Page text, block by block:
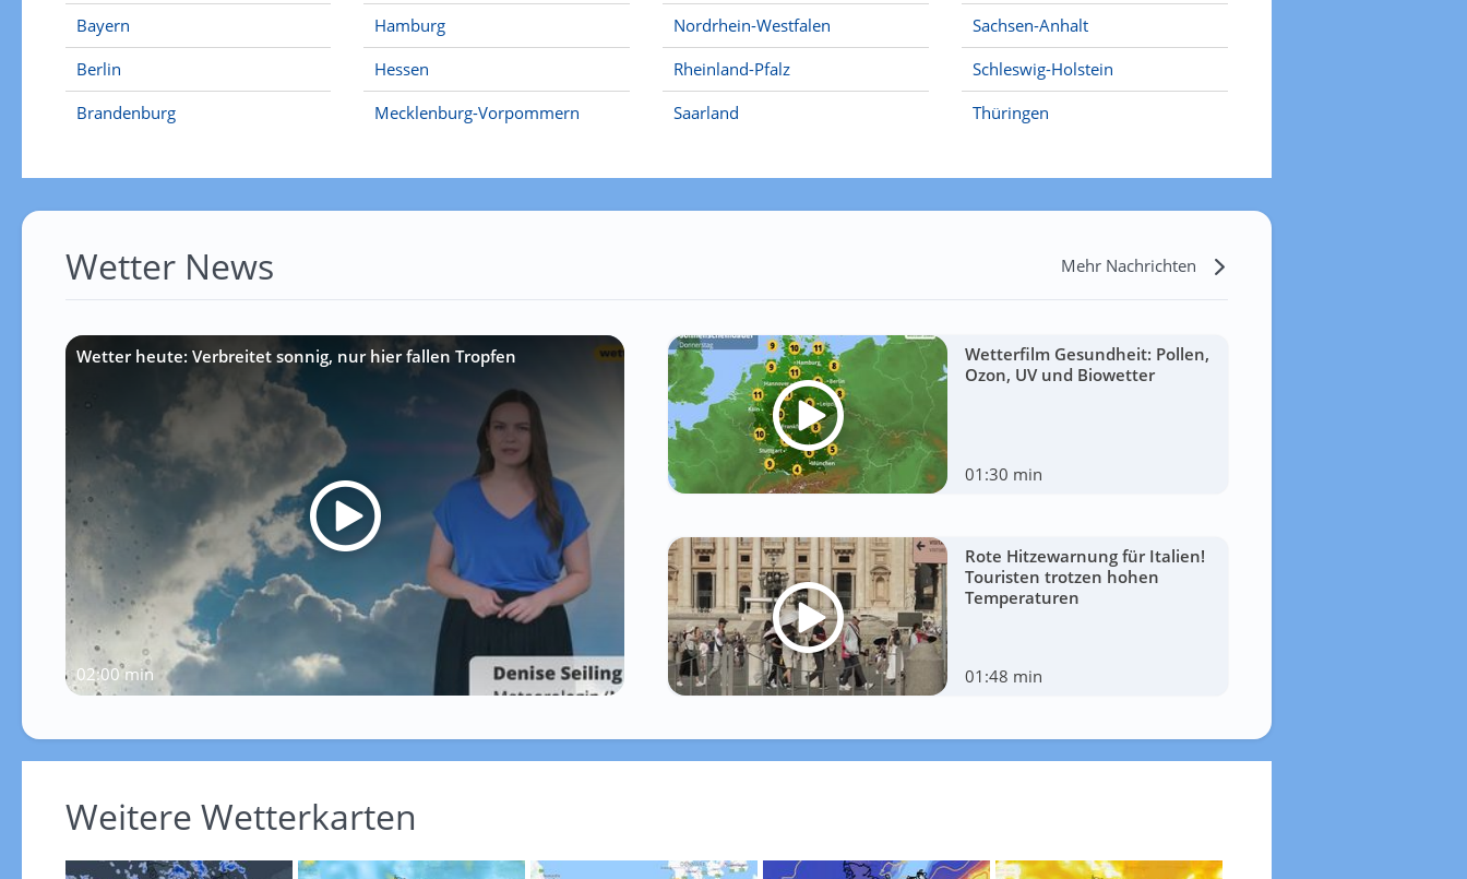
Bayern
Berlin
Brandenburg
Hamburg
Hessen
Mecklenburg-Vorpommern
Nordrhein-Westfalen
Rheinland-Pfalz
Saarland
Sachsen-Anhalt
Schleswig-Holstein
Thüringen
Wetter News Mehr Nachrichten
Wetter heute: Verbreitet sonnig, nur hier fallen Tropfen
02:00 min
Wetterfilm Gesundheit: Pollen,
Ozon, UV und Biowetter
01:30 min
Rote Hitzewarnung für Italien!
Touristen trotzen hohen
Temperaturen
01:48 min
Weitere Wetterkarten